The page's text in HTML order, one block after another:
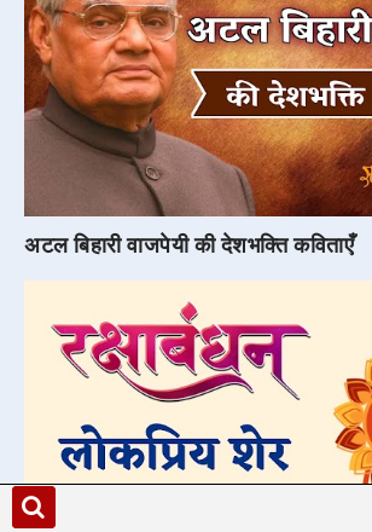
अटल बिहारी वाजपेयी की देशभक्ति कविताएँ